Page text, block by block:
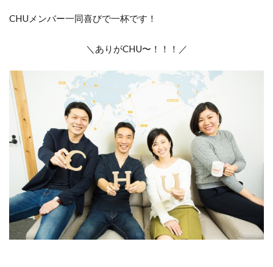
CHUメンバー一同喜びで一杯です！
＼ありがCHU〜！！！／